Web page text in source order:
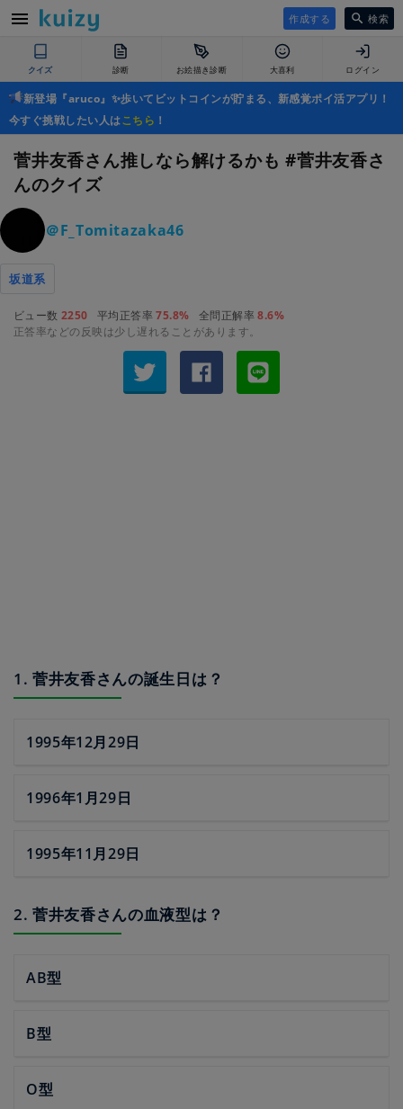
作成する 検索
クイズ 診断 お絵描き診断 大喜利 ログイン
新登場『aruco』✨歩いてビットコインが貯まる、新感覚ポイ活アプリ！
今すぐ挑戦したい人はこちら ！
菅井友香さん推しなら解けるかも #菅井友香さ
んのクイズ
＠F_Tomitazaka46
坂道系
ビュー数 2250 平均正答率75.8% 全問正解率8.6%
正答率などの反映は少し遅れることがあります。
1. 菅井友香さんの誕生日は？
1995年12月29日
1996年1月29日
1995年11月29日
2. 菅井友香さんの血液型は？
AB型
B型
O型